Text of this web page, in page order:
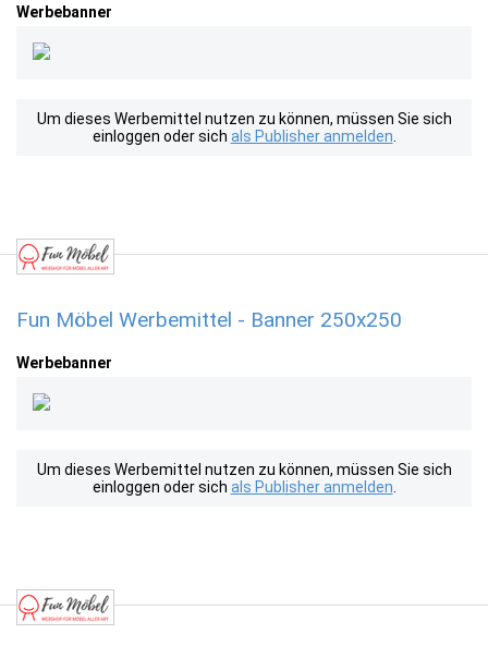
Werbebanner
Um dieses Werbemittel nutzen zu können, müssen Sie sich
einloggen oder sich als Publisher anmelden
Fun Möbel Werbemittel - Banner 250x250
Werbebanner
Um dieses Werbemittel nutzen zu können, müssen Sie sich
einloggen oder sich als Publisher anmelden